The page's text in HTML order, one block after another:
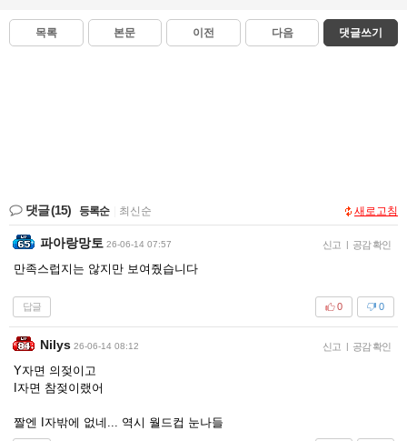
목록 본문 이전 다음 댓글쓰기
댓글(15) 등록순 최신순 새로고침
파아랑망토 26-06-14 07:57 신고 | 공감 확인
만족스럽지는 않지만 보여줬습니다
답글 0
0
Nilys 26-06-14 08:12 신고 | 공감 확인
Y자면 의젖이고
I자면 참젖이랬어
짤엔 I자밖에 없네... 역시 월드컵 눈나들